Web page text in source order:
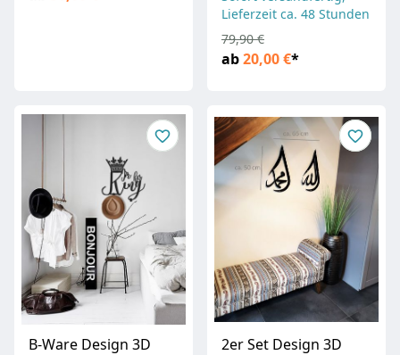
Lieferzeit ca. 48 Stunden
ab20,00 €*
79,90 €
B-Ware Design 3D
2er Set Design 3D